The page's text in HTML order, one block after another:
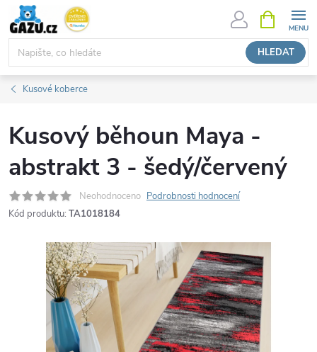
Přejít
obsah
HLEDAT
NÁKUPNÍ
KOŠÍK
Kusové koberce
Kusový běhoun Maya -
abstrakt 3 - šedý/červený
Neohodnoceno Podrobnosti hodnocení
Kód produktu: TA1018184